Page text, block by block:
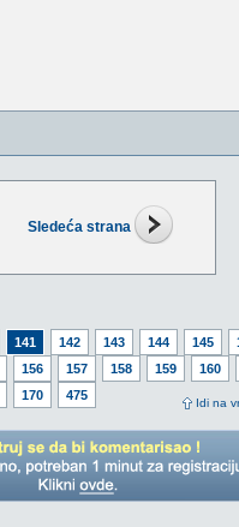
Sledeća strana
141 142 143 144 145
156 157 158 159
160
170 475
Idi na